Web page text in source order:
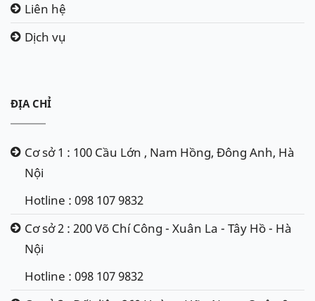
Liên hệ
Dịch vụ
ĐỊA CHỈ
Cơ sở 1 : 100 Cầu Lớn , Nam Hồng, Đông Anh, Hà
Nội
Hotline : 098 107 9832
Cơ sở 2 : 200 Võ Chí Công - Xuân La - Tây Hồ - Hà
Nội
Hotline : 098 107 9832